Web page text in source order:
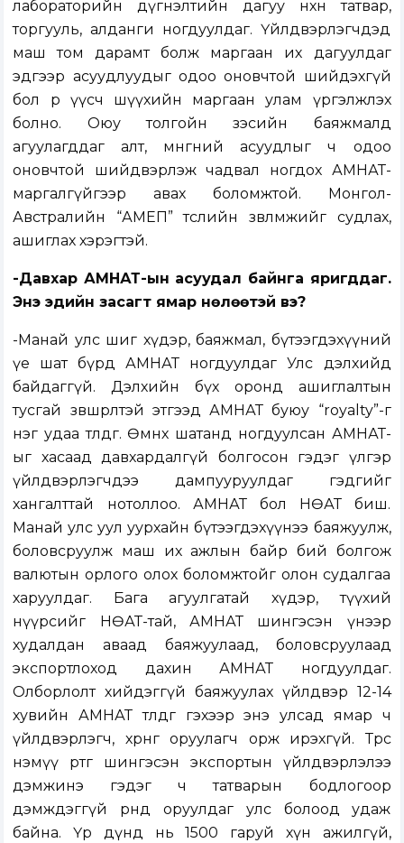
лабораторийн дүгнэлтийн дагуу нөхөн татвар,
торгууль, алданги ногдуулдаг. Үйлдвэрлэгчдэд
маш том дарамт болж маргаан их дагуулдаг
эдгээр асуудлуудыг одоо оновчтой шийдэхгүй
бол өр үүсч шүүхийн маргаан улам үргэлжлэх
болно. Оюу толгойн зэсийн баяжмалд
агуулагддаг алт, мөнгөний асуудлыг ч одоо
оновчтой шийдвэрлэж чадвал ногдох АМНАТ-өө
маргалгүйгээр авах боломжтой. Монгол-
Австралийн “АМЕП” төслийн зөвлөмжийг судлах,
ашиглах хэрэгтэй.
-Давхар АМНАТ-ын асуудал байнга яригддаг.
Энэ эдийн засагт ямар нөлөөтэй вэ?
-Манай улс шиг хүдэр, баяжмал, бүтээгдэхүүний
үе шат бүрд АМНАТ ногдуулдаг Улс дэлхийд
байдаггүй. Дэлхийн бүх оронд ашиглалтын
тусгай зөвшөөрөлтэй этгээд АМНАТ буюу “royalty”-г
нэг удаа төлдөг. Өмнөх шатанд ногдуулсан АМНАТ-
ыг хасаад давхардалгүй болгосон гэдэг үлгэр
үйлдвэрлэгчдээ дампууруулдаг гэдгийг
хангалттай нотоллоо. АМНАТ бол НӨАТ биш.
Манай улс уул уурхайн бүтээгдэхүүнээ баяжуулж,
боловсруулж маш их ажлын байр бий болгож
валютын орлого олох боломжтойг олон судалгаа
харуулдаг. Бага агуулгатай хүдэр, түүхий
нүүрсийг НӨАТ-тай, АМНАТ шингэсэн үнээр
худалдан аваад баяжуулаад, боловсруулаад
экспортлоход дахин АМНАТ ногдуулдаг.
Олборлолт хийдэггүй баяжуулах үйлдвэр 12-14
хувийн АМНАТ төлдөг гэхээр энэ улсад ямар ч
үйлдвэрлэгч, хөрөнгө оруулагч орж ирэхгүй. Төрөөс
нэмүү өртөг шингэсэн экспортын үйлдвэрлэлээ
дэмжинэ гэдэг ч татварын бодлогоор
дэмждэггүй өрөнд оруулдаг улс болоод удаж
байна. Үр дүнд нь 1500 гаруй хүн ажилгүй,